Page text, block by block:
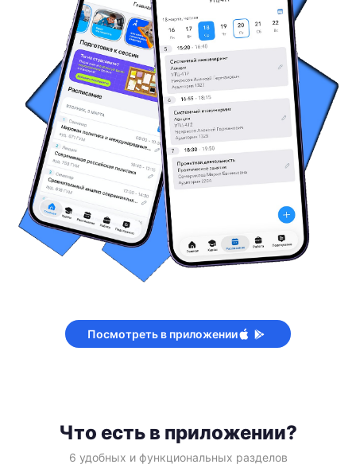
Посмотреть в приложении
Что есть в приложении?
6 удобных и функциональных разделов